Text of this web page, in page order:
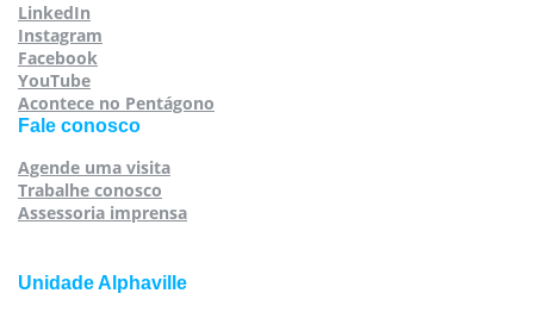
LinkedIn
Instagram
Facebook
YouTube
Acontece no Pentágono
Fale conosco
Agende uma visita
Trabalhe conosco
Assessoria imprensa
Unidade Alphaville